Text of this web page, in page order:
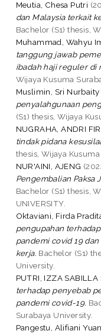
Meutia, Chesa Putri
dan Malaysia terkait
Bachelor (S1) thesis,
Muhammad, Wahyu
tanggung jawab
ibadah haji reguler di
Wijaya Kusuma
Muslimin, Sri Nurbaity
penyalahgunaan
(S1) thesis, Wijaya
NUGRAHA, ANDRI
tindak pidana
thesis, Wijaya
NUR'AINI, AJENG
Pengembalian Paksa
Bachelor (S1) thesis,
UNIVERSITY.
Oktaviani, Firda
pengupahan
pandemi covid 19
kerja. Bachelor (S1)
University.
PUTRI, IZZA SABILLA
terhadap penyebab
pandemi covid-19.
Surabaya University.
Pangestu, Alifiani Yuan